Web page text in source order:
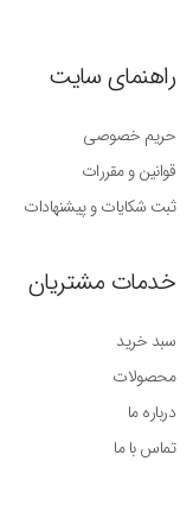
راهنمای سایت
حریم خصوصی
قوانین و مقررات
ثبت شکایات و پیشنهادات
خدمات مشتریان
سبد خرید
محصولات
درباره ما
تماس با ما